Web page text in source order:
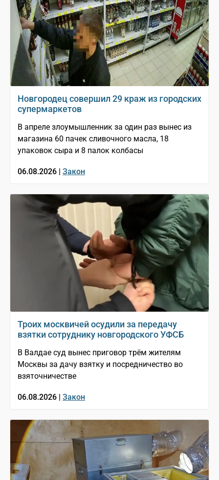
Новгородец совершил 29 краж из городских
супермаркетов
В апреле злоумышленник за один раз вынес из
магазина 60 пачек сливочного масла, 18
упаковок сыра и 8 палок колбасы
06.08.2026 | Закон
Троих москвичей осудили за передачу
взятки сотруднику новгородского УФСБ
В Валдае суд вынес приговор трём жителям
Москвы за дачу взятку и посредничество во
взяточничестве
06.08.2026 | Закон